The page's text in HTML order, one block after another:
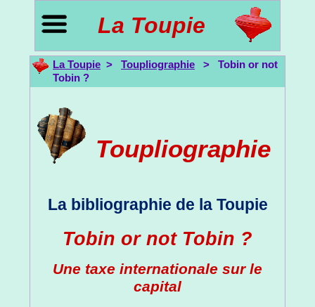
La Toupie
La Toupie > Toupliographie > Tobin or not
Tobin ?
Toupliographie
La bibliographie de la Toupie
Tobin or not Tobin ?
Une taxe internationale sur le
capital